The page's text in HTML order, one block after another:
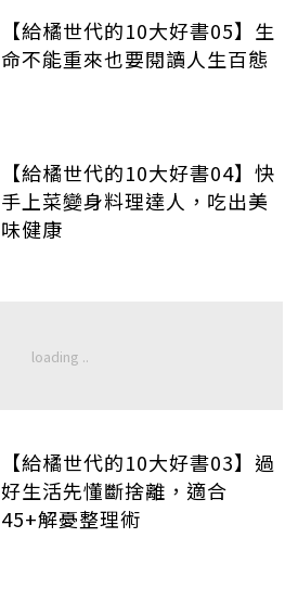
【給橘世代的10大好書05】生
命不能重來也要閱讀人生百態
【給橘世代的10大好書04】快
手上菜變身料理達人，吃出美
味健康
【給橘世代的10大好書03】過
好生活先懂斷捨離，適合
45+解憂整理術